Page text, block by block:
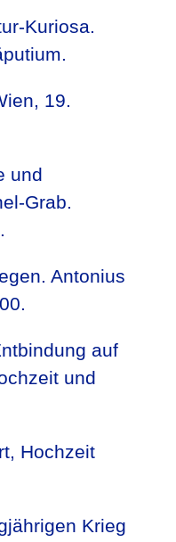
Kuriosa.
19.
und
Grab.
Antonius
auf
und
Hochzeit
Krieg